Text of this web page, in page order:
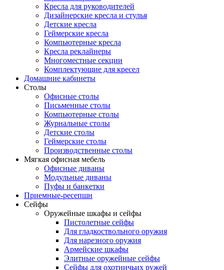
Кресла для руководителей
Дизайнерские кресла и стулья
Детские кресла
Геймерские кресла
Компьютерные кресла
Кресла реклайнеры
Многоместные секции
Комплектующие для кресел
Домашние кабинеты
Столы
Офисные столы
Письменные столы
Компьютерные столы
Журнальные столы
Детские столы
Геймерские столы
Производственные столы
Мягкая офисная мебель
Офисные диваны
Модульные диваны
Пуфы и банкетки
Приемные-ресепшн
Сейфы
Оружейные шкафы и сейфы
Пистолетные сейфы
Для гладкоствольного оружия
Для нарезного оружия
Армейские шкафы
Элитные оружейные сейфы
Сейфы для охотничьих ружей